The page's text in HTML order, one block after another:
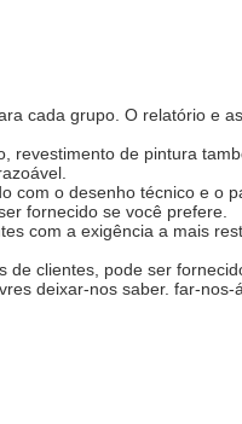
cada grupo. O relatório e
revestimento de pintura
com o desenho técnico e o
fornecido se você prefere.
com a exigência a mais
clientes, pode ser
deixar-nos saber. far-